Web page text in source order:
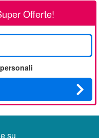
Offerte!
su